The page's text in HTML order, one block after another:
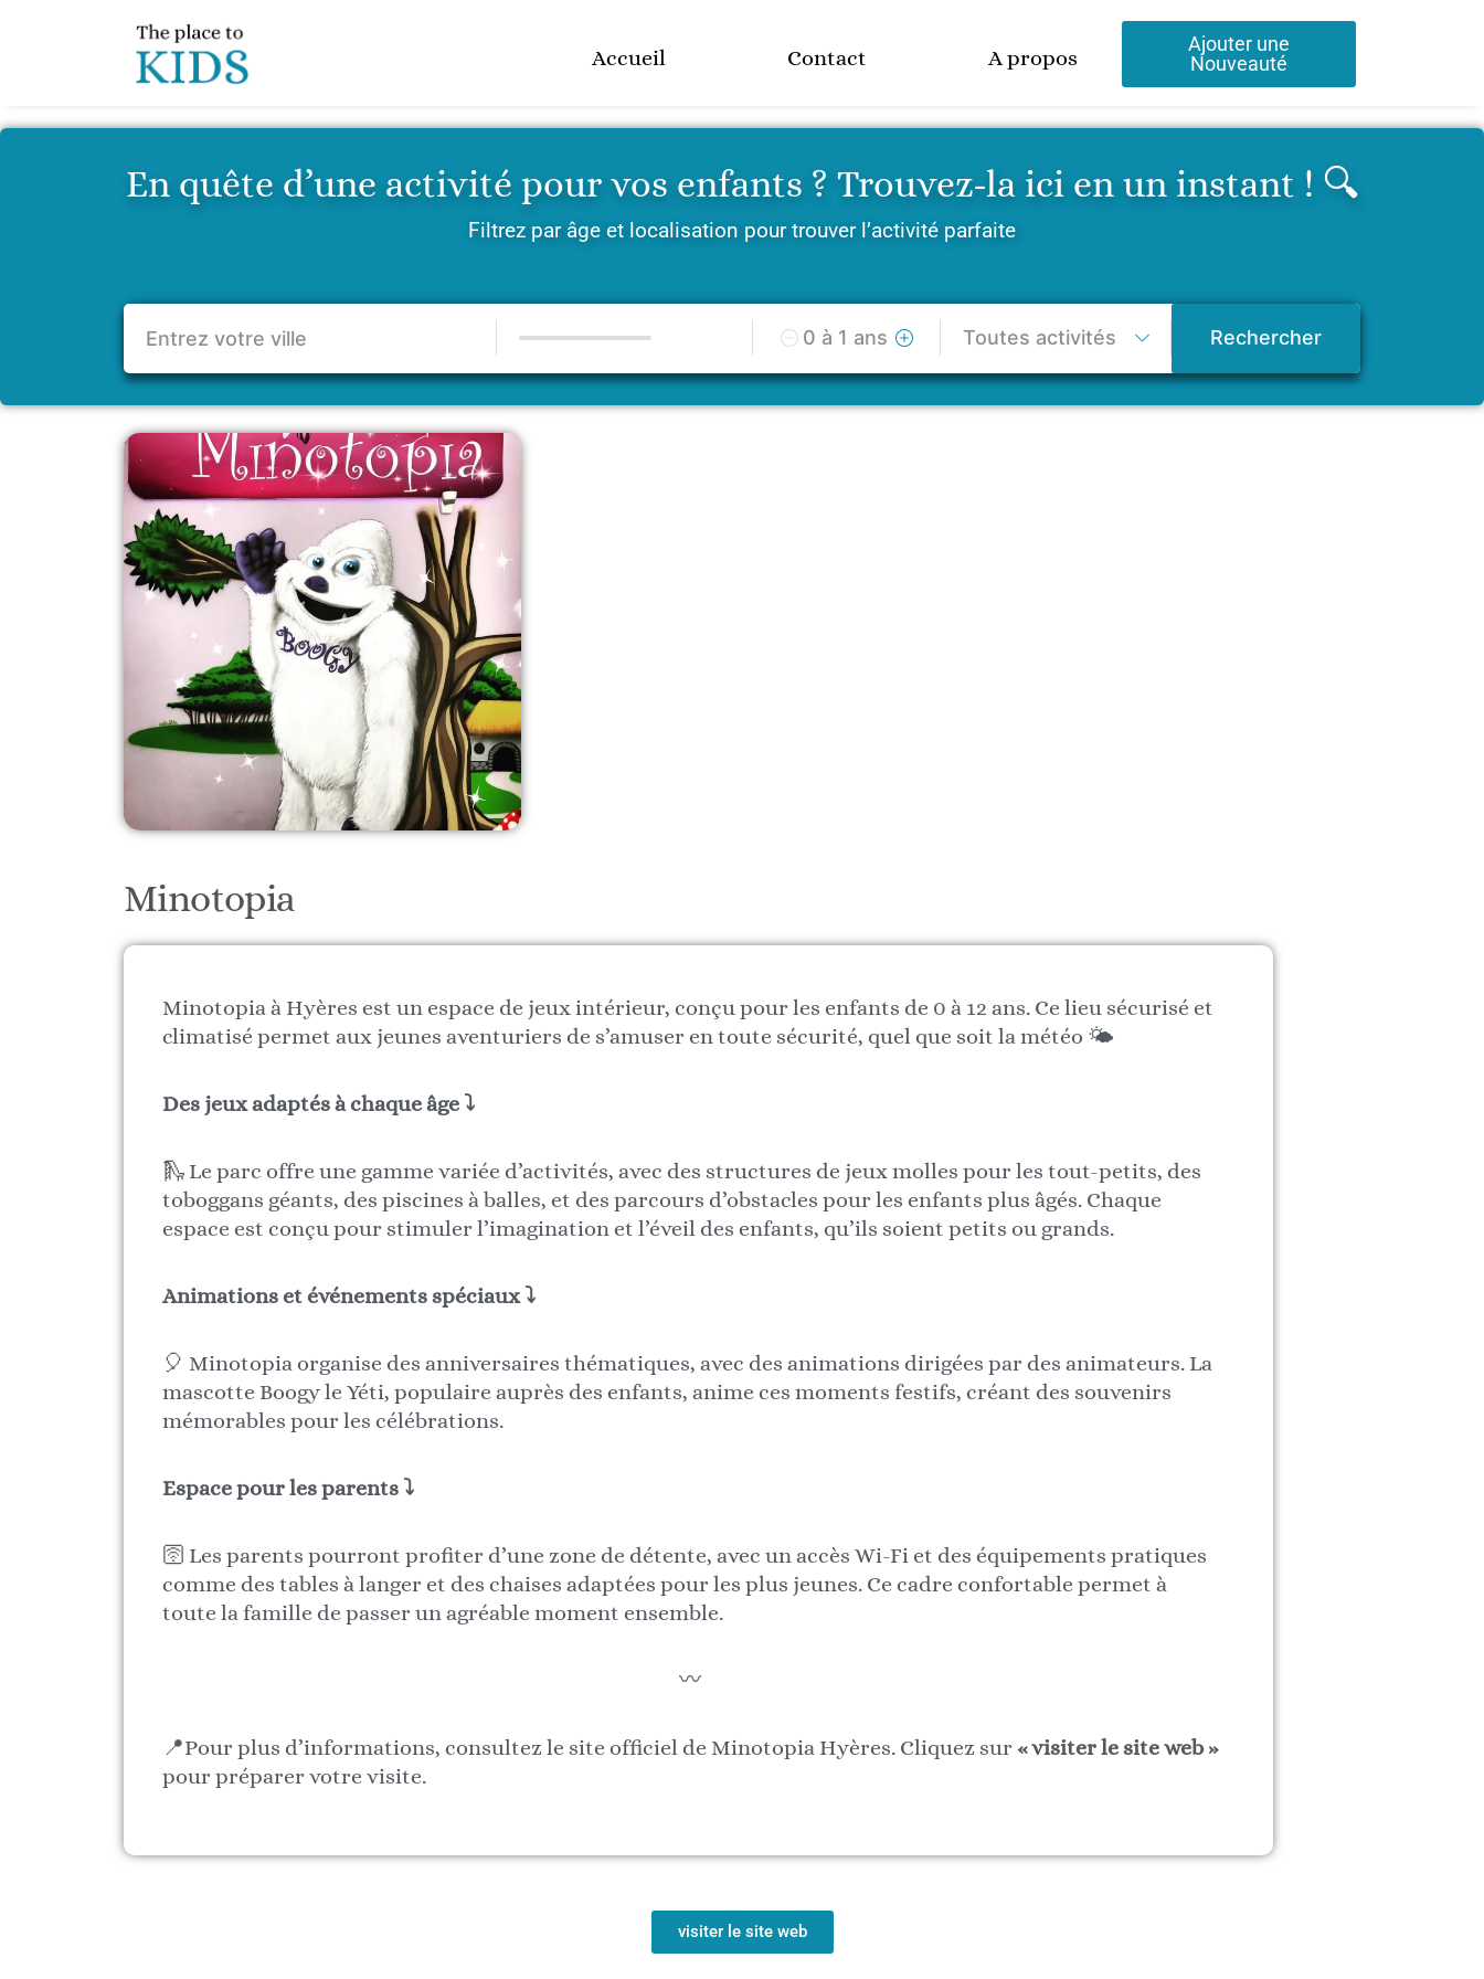
Accueil Contact A propos
Ajouter une
Nouveauté
En quête d’une activité pour vos enfants ? Trouvez-la ici en un instant ! 🔍
Filtrez par âge et localisation pour trouver l’activité parfaite
Rechercher
Minotopia
Minotopia à Hyères est un espace de jeux intérieur, conçu pour les enfants de 0 à 12 ans. Ce lieu sécurisé et
climatisé permet aux jeunes aventuriers de s’amuser en toute sécurité, quel que soit la météo 🌤️
Des jeux adaptés à chaque âge ⤵
🛝 Le parc offre une gamme variée d’activités, avec des structures de jeux molles pour les tout-petits, des
toboggans géants, des piscines à balles, et des parcours d’obstacles pour les enfants plus âgés. Chaque
espace est conçu pour stimuler l’imagination et l’éveil des enfants, qu’ils soient petits ou grands.
Animations et événements spéciaux ⤵
🎈 Minotopia organise des anniversaires thématiques, avec des animations dirigées par des animateurs. La
mascotte Boogy le Yéti, populaire auprès des enfants, anime ces moments festifs, créant des souvenirs
mémorables pour les célébrations.
Espace pour les parents ⤵
🛜 Les parents pourront profiter d’une zone de détente, avec un accès Wi-Fi et des équipements pratiques
comme des tables à langer et des chaises adaptées pour les plus jeunes. Ce cadre confortable permet à
toute la famille de passer un agréable moment ensemble.
〰️
📍Pour plus d’informations, consultez le site officiel de Minotopia Hyères. Cliquez sur« visiter le site web »
pour préparer votre visite.
visiter le site web